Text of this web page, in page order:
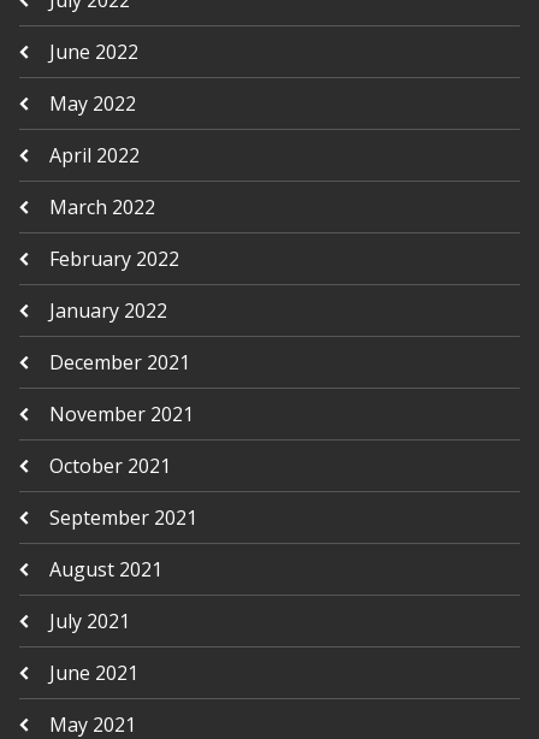
June 2022
May 2022
April 2022
March 2022
February 2022
January 2022
December 2021
November 2021
October 2021
September 2021
August 2021
July 2021
June 2021
May 2021